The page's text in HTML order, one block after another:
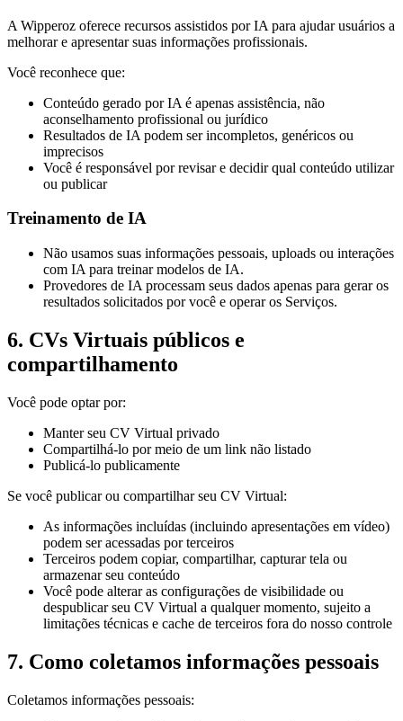
A Wipperoz oferece recursos assistidos por IA para ajudar usuários a
melhorar e apresentar suas informações profissionais.
Você reconhece que:
Conteúdo gerado por IA é apenas assistência, não
aconselhamento profissional ou jurídico
Resultados de IA podem ser incompletos, genéricos ou
imprecisos
Você é responsável por revisar e decidir qual conteúdo utilizar
ou publicar
Treinamento de IA
Não usamos suas informações pessoais, uploads ou interações
com IA para treinar modelos de IA.
Provedores de IA processam seus dados apenas para gerar os
resultados solicitados por você e operar os Serviços.
6. CVs Virtuais públicos e
compartilhamento
Você pode optar por:
Manter seu CV Virtual privado
Compartilhá-lo por meio de um link não listado
Publicá-lo publicamente
Se você publicar ou compartilhar seu CV Virtual:
As informações incluídas (incluindo apresentações em vídeo)
podem ser acessadas por terceiros
Terceiros podem copiar, compartilhar, capturar tela ou
armazenar seu conteúdo
Você pode alterar as configurações de visibilidade ou
despublicar seu CV Virtual a qualquer momento, sujeito a
limitações técnicas e cache de terceiros fora do nosso controle
7. Como coletamos informações pessoais
Coletamos informações pessoais: